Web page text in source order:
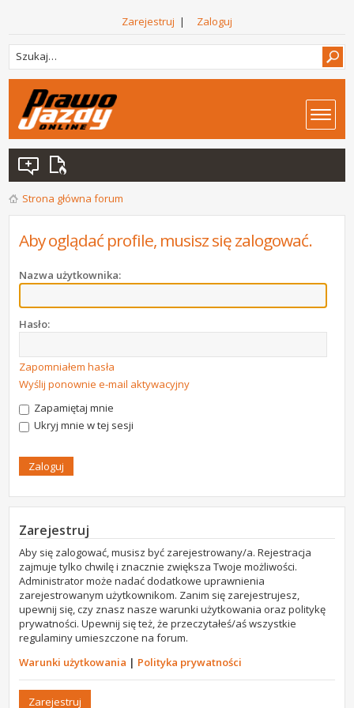
Zarejestruj | Zaloguj
Strona główna forum
Aby oglądać profile, musisz się zalogować.
Nazwa użytkownika:
Hasło:
Zapomniałem hasła
Wyślij ponownie e-mail aktywacyjny
Zapamiętaj mnie
Ukryj mnie w tej sesji
Zarejestruj
Aby się zalogować, musisz być zarejestrowany/a. Rejestracja
zajmuje tylko chwilę i znacznie zwiększa Twoje możliwości.
Administrator może nadać dodatkowe uprawnienia
zarejestrowanym użytkownikom. Zanim się zarejestrujesz,
upewnij się, czy znasz nasze warunki użytkowania oraz politykę
prywatności. Upewnij się też, że przeczytałeś/aś wszystkie
regulaminy umieszczone na forum.
Warunki użytkowania | Polityka prywatności
Zarejestruj